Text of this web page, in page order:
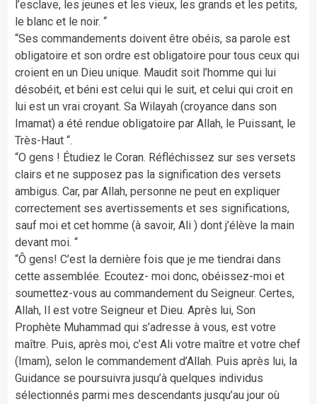
l’esclave, les jeunes et les vieux, les grands et les petits,
le blanc et le noir. “
“Ses commandements doivent être obéis, sa parole est
obligatoire et son ordre est obligatoire pour tous ceux qui
croient en un Dieu unique. Maudit soit l’homme qui lui
désobéit, et béni est celui qui le suit, et celui qui croit en
lui est un vrai croyant. Sa Wilayah (croyance dans son
Imamat) a été rendue obligatoire par Allah, le Puissant, le
Très-Haut “.
“O gens ! Étudiez le Coran. Réfléchissez sur ses versets
clairs et ne supposez pas la signification des versets
ambigus. Car, par Allah, personne ne peut en expliquer
correctement ses avertissements et ses significations,
sauf moi et cet homme (à savoir, Ali ) dont j’élève la main
devant moi. “
“Ô gens! C’est la dernière fois que je me tiendrai dans
cette assemblée. Ecoutez- moi donc, obéissez-moi et
soumettez-vous au commandement du Seigneur. Certes,
Allah, Il est votre Seigneur et Dieu. Après lui, Son
Prophète Muhammad qui s’adresse à vous, est votre
maître. Puis, après moi, c’est Ali votre maître et votre chef
(Imam), selon le commandement d’Allah. Puis après lui, la
Guidance se poursuivra jusqu’à quelques individus
sélectionnés parmi mes descendants jusqu’au jour où